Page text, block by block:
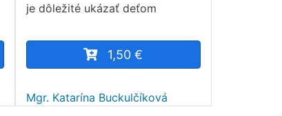
je dôležité ukázať deťom
1,50 €
Mgr. Katarína Buckulčíková